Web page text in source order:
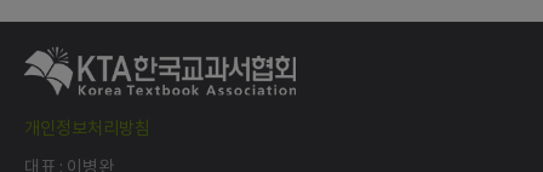
개인정보처리방침